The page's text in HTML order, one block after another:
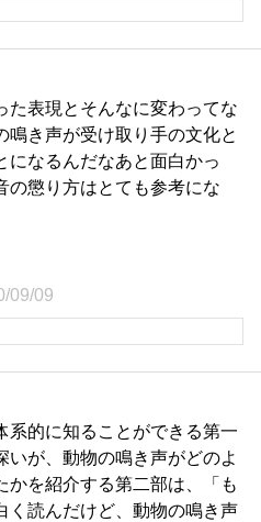
た表現とそんなに変わってな
鳴き声が受け取り手の文化と
になるんだなあと面白かっ
の懲り方はとても参考にな
09/09
系的に知ることができる第一
いが、動物の鳴き声がどのよ
かを紹介する第二部は、「も
く読んだけど、動物の鳴き声